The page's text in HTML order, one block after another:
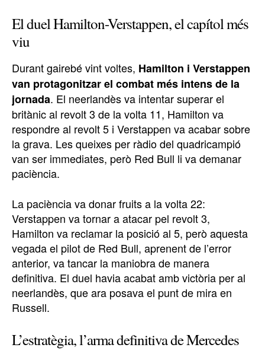
El duel Hamilton-Verstappen, el capítol més
viu
Durant gairebé vint voltes, Hamilton i Verstappen
van protagonitzar el combat més intens de la
jornada. El neerlandès va intentar superar el
britànic al revolt 3 de la volta 11, Hamilton va
respondre al revolt 5 i Verstappen va acabar sobre
la grava. Les queixes per ràdio del quadricampió
van ser immediates, però Red Bull li va demanar
paciència.
La paciència va donar fruits a la volta 22:
Verstappen va tornar a atacar pel revolt 3,
Hamilton va reclamar la posició al 5, però aquesta
vegada el pilot de Red Bull, aprenent de l’error
anterior, va tancar la maniobra de manera
definitiva. El duel havia acabat amb victòria per al
neerlandès, que ara posava el punt de mira en
Russell.
L’estratègia, l’arma definitiva de Mercedes